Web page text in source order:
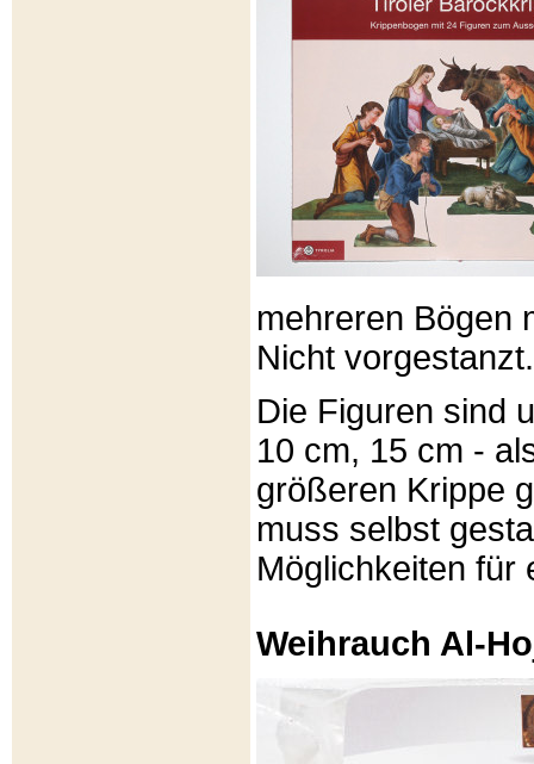
mehreren Bögen
Nicht vorgestanzt.
Die Figuren sind
10 cm, 15 cm -
größeren Krippe
muss selbst
Möglichkeiten für
Weihrauch Al-